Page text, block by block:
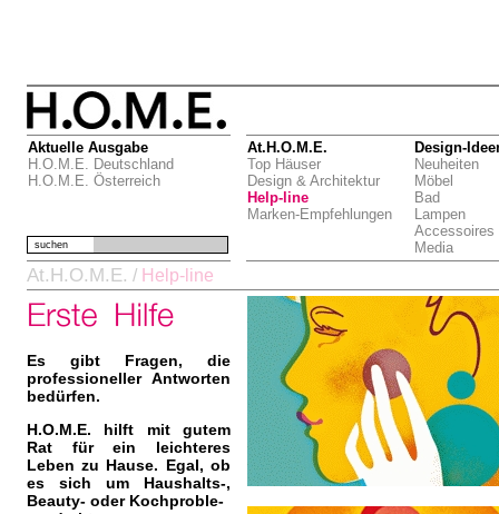
Aktuelle Ausgabe
H.O.M.E. Deutschland
H.O.M.E. Österreich
At.H.O.M.E.
Top Häuser
Design & Architektur
Help-line
Marken-Empfehlungen
Design-
Neuheiten
Möbel
Bad
Lampen
Accessoires
Media
suchen
At.H.O.M.E. / Help-line
Es gibt Fragen, die
professioneller Antworten
bedürfen.
H.O.M.E. hilft mit gutem
Rat für ein leichteres
Leben zu Hause. Egal, ob
es sich um Haushalts-,
Beauty- oder Kochproble-